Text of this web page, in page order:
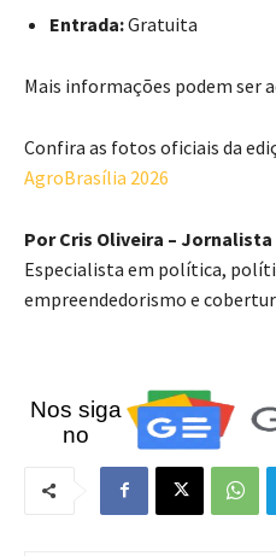
Entrada:Gratuita
Mais informações podem ser
Confira as fotos oficiais da
AgroBrasília 2026
Por Cris Oliveira – Jornalista
Especialista em política,
empreendedorismo e
Nos siga
no